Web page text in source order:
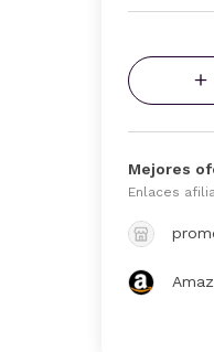
Mejores
Enlaces